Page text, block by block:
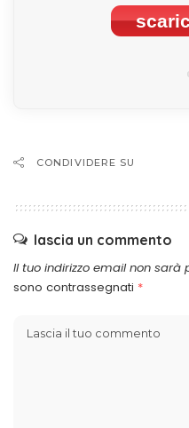
CONDIVIDERE SU
lascia un commento
Il tuo indirizzo email non sarà
sono contrassegnati *